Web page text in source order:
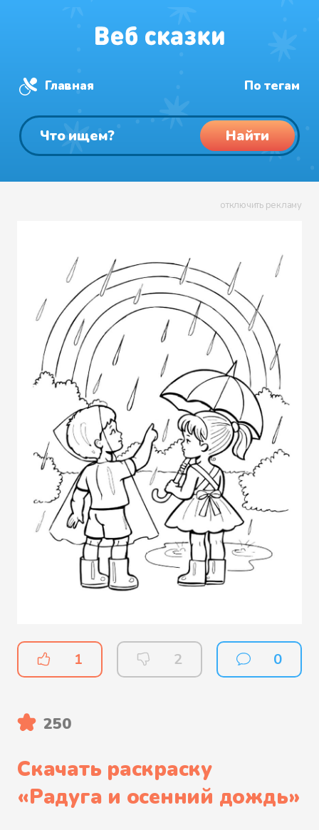
Главная По тегам
Найти
отключить рекламу
1 2 0
250
Скачать раскраску
«Радуга и осенний дождь»